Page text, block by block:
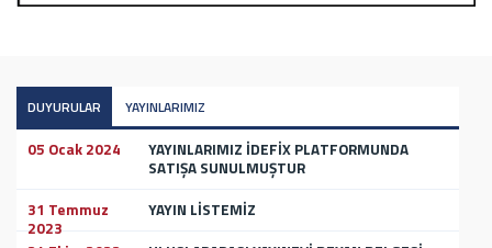
DUYURULAR YAYINLARIMIZ
05 Ocak 2024
YAYINLARIMIZ İDEFİX PLATFORMUNDA
SATIŞA SUNULMUŞTUR
31 Temmuz
2023
YAYIN LİSTEMİZ